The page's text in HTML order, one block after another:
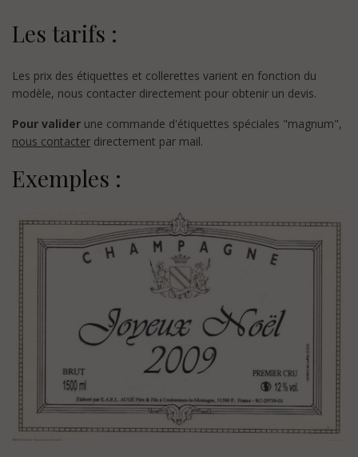
Les tarifs :
Les prix des étiquettes et collerettes varient en fonction du
modèle, nous contacter directement pour obtenir un devis.
Pour valider une commande d'étiquettes spéciales "magnum",
nous contacter directement par mail.
Exemples :